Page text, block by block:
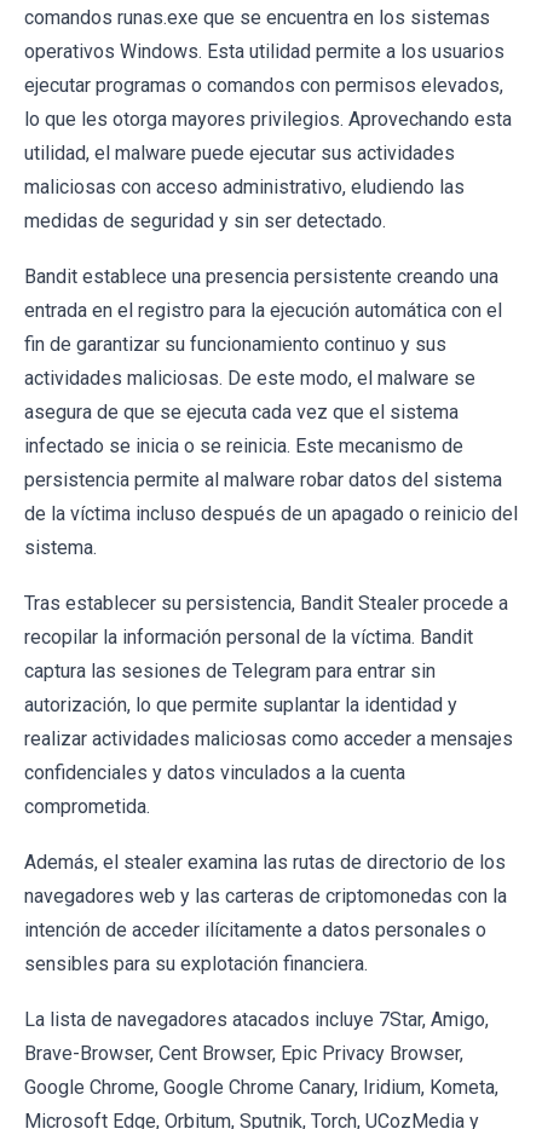
comandos runas.exe que se encuentra en los sistemas
operativos Windows. Esta utilidad permite a los usuarios
ejecutar programas o comandos con permisos elevados,
lo que les otorga mayores privilegios. Aprovechando esta
utilidad, el malware puede ejecutar sus actividades
maliciosas con acceso administrativo, eludiendo las
medidas de seguridad y sin ser detectado.
Bandit establece una presencia persistente creando una
entrada en el registro para la ejecución automática con el
fin de garantizar su funcionamiento continuo y sus
actividades maliciosas. De este modo, el malware se
asegura de que se ejecuta cada vez que el sistema
infectado se inicia o se reinicia. Este mecanismo de
persistencia permite al malware robar datos del sistema
de la víctima incluso después de un apagado o reinicio del
sistema.
Tras establecer su persistencia, Bandit Stealer procede a
recopilar la información personal de la víctima. Bandit
captura las sesiones de Telegram para entrar sin
autorización, lo que permite suplantar la identidad y
realizar actividades maliciosas como acceder a mensajes
confidenciales y datos vinculados a la cuenta
comprometida.
Además, el stealer examina las rutas de directorio de los
navegadores web y las carteras de criptomonedas con la
intención de acceder ilícitamente a datos personales o
sensibles para su explotación financiera.
La lista de navegadores atacados incluye 7Star, Amigo,
Brave-Browser, Cent Browser, Epic Privacy Browser,
Google Chrome, Google Chrome Canary, Iridium, Kometa,
Microsoft Edge, Orbitum, Sputnik, Torch, UCozMedia y